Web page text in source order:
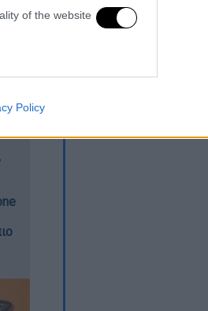
of the website
Policy